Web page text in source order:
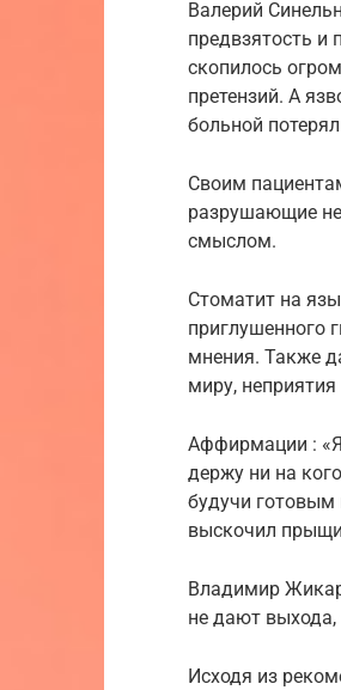
Валерий
предвзятость и
скопилось
претензий. А
больной
Своим
разрушающие
смыслом.
Стоматит на
приглушенного
мнения. Также
миру,
Аффирмации :
держу ни на
будучи готовым
выскочил
Владимир
не дают выхода,
Исходя из